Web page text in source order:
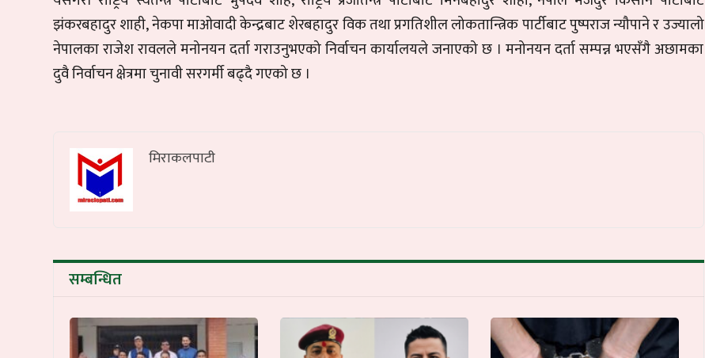
झंकरबहादुर शाही, नेकपा माओवादी केन्द्रबाट शेरबहादुर विक तथा प्रगतिशील लोकतान्त्रिक पार्टीबाट पुष्पराज न्यौपाने र उज्यालो
नेपालका राजेश रावलले मनोनयन दर्ता गराउनुभएको निर्वाचन कार्यालयले जनाएको छ । मनोनयन दर्ता सम्पन्न भएसँगै अछामका
दुवै निर्वाचन क्षेत्रमा चुनावी सरगर्मी बढ्दै गएको छ ।
मिराकलपाटी
सम्बन्धित